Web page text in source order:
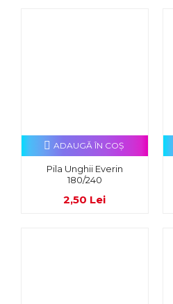
Pila Unghii Everin
180/240
2,50 Lei
ADAUGĂ ÎN COŞ